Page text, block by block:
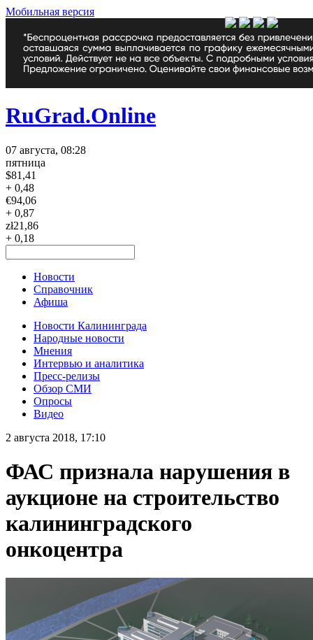
Мобильная версия
RuGrad.Online
07 августа, 08:28
пятница
$81,41
+ 0,48
€94,06
+ 0,87
zł21,86
+ 0,18
Новости
Справочник
Афиша
Новости Калининграда
Народные новости
Мнения
Интервью и аналитика
Пресс-релизы
Обзор СМИ
Опросы
Видео
2 августа 2018, 17:10
ФАС признала нарушения в
аукционе на строительство
калининградского
онкоцентра